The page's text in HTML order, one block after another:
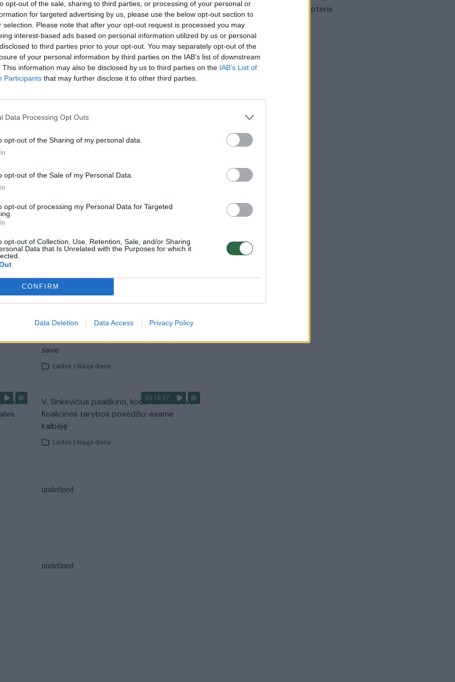
opt-out of the sale, sharing to third parties, or processing of your personal or
for targeted advertising by us, please use the below opt-out section to
selection. Please note that after your opt-out request is processed you may
interest-based ads based on personal information utilized by us or personal
to third parties prior to your opt-out. You may separately opt-out of the
of your personal information by third parties on the IAB’s list of downstream
This information may also be disclosed by us to third parties on the IAB’s List of
Participants that may further disclose it to other third parties.
Data Processing Opt Outs
opt-out of the Sharing of my personal data.
opt-out of the Sale of my Personal Data.
opt-out of processing my Personal Data for Targeted
opt-out of Collection, Use, Retention, Sale, and/or Sharing
Data that Is Unrelated with the Purposes for which it
CONFIRM
Data Deletion Data Access Privacy Policy
visureigis Bauda Video
Karšta A. Kasparavičiaus ir Ž Pavilionio
Kuprines pasvėrę specialistai įspėja apie
pavojingą įprotį: tą daro daugiau nei pusė
Žinios | Lietuvos diena
00:11:27
Lietuvos pasiruošimą pavojams neigiamai
save
Laidos | Nauja diena
kiek
00:16:37
V. Sinkevičius paaiškino, kodėl dar nebuvo
Koalicinės tarybos posėdžio: esame
kalbėję
Laidos | Nauja diena
automobilis sužalojo dvi moteris
Žinios